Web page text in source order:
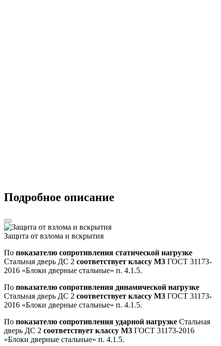
Подробное описание
Защита от взлома и вскрытия
По показателю сопротивления статической нагрузке
Стальная дверь ДС 2 соответствует классу М3 ГОСТ 31173-
2016 «Блоки дверные стальные» п. 4.1.5.
По показателю сопротивления динамической нагрузке
Стальная дверь ДС 2 соответствует классу М3 ГОСТ 31173-
2016 «Блоки дверные стальные» п. 4.1.5.
По показателю сопротивления ударной нагрузке Стальная
дверь ДС 2 соответствует классу М3 ГОСТ 31173-2016
«Блоки дверные стальные» п. 4.1.5.